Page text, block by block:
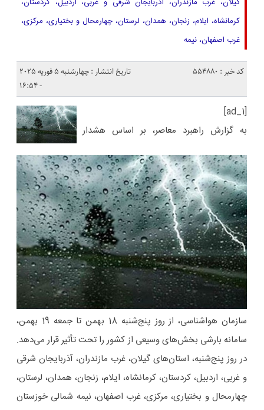
کرمانشاه، ایلام، زنجان، همدان، لرستان، چهارمحال و بختیاری، مرکزی،
غرب اصفهان، نیمه
کد خبر : 554880
تاریخ انتشار : چهارشنبه 5 فوریه 2025
- 16:54
[ad_1]
به گزارش راهبرد معاصر، بر اساس هشدار
سازمان هواشناسی، از روز پنج‌شنبه 18 بهمن تا جمعه 19 بهمن،
سامانه بارشی بخش‌های وسیعی از کشور را تحت تأثیر قرار می‌دهد.
در روز پنج‌شنبه، استان‌های گیلان، غرب مازندران، آذربایجان شرقی
و غربی، اردبیل، کردستان، کرمانشاه، ایلام، زنجان، همدان، لرستان،
چهارمحال و بختیاری، مرکزی، غرب اصفهان، نیمه شمالی خوزستان